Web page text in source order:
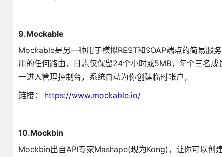
9.Mockable
Mockable是另一种用于模拟REST和SOAP端点的简易服
用的任何路由，日志仅保留24个小时或5MB，每个三名
一进入管理控制台，系统自动为你创建临时帐户。
链接： https://www.mockable.io/
10.Mockbin
Mockbin出自API专家Mashape(现为Kong)，让你可以创